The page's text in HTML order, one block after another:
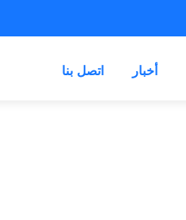
أخبار اتصل بنا